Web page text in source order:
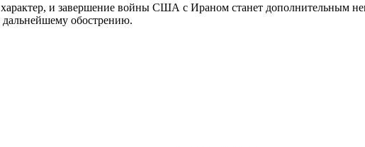
и завершение войны США с Ираном станет дополнительным
дальнейшему обострению.